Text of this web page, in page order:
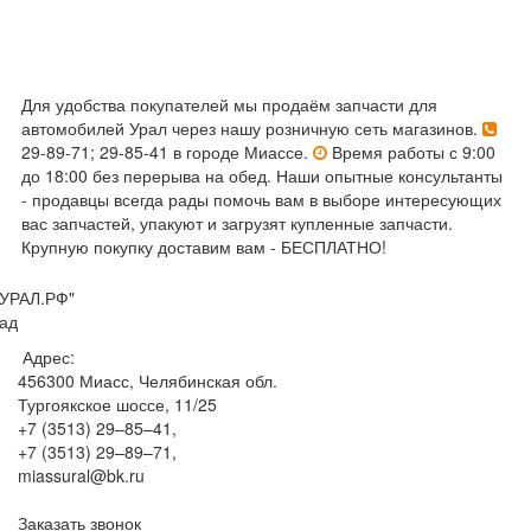
Для удобства покупателей мы продаём запчасти для
автомобилей Урал через нашу розничную сеть магазинов.
29-89-71; 29-85-41 в городе Миассе.
Время работы с 9:00
до 18:00 без перерыва на обед. Наши опытные консультанты
- продавцы всегда рады помочь вам в выборе интересующих
вас запчастей, упакуют и загрузят купленные запчасти.
Крупную покупку доставим вам - БЕСПЛАТНО!
Адрес:
456300 Миасс, Челябинская обл.
Тургоякское шоссе, 11/25
+7 (3513) 29–85–41 ,
+7 (3513) 29–89–71 ,
miassural@bk.ru
Заказать звонок